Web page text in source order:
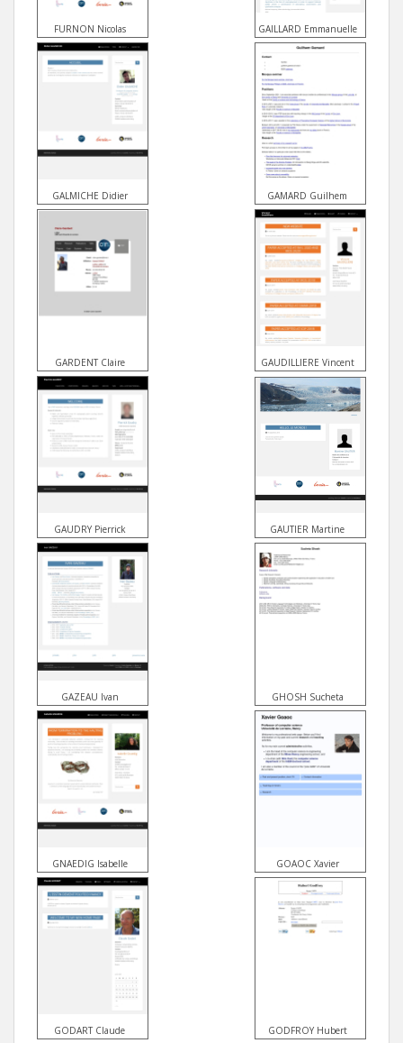
FURNON Nicolas GAILLARD Emmanuelle
GALMICHE Didier GAMARD Guilhem
GARDENT Claire GAUDILLIERE Vincent
GAUDRY Pierrick GAUTIER Martine
GAZEAU Ivan GHOSH Sucheta
GNAEDIG Isabelle GOAOC Xavier
GODART Claude GODFROY Hubert